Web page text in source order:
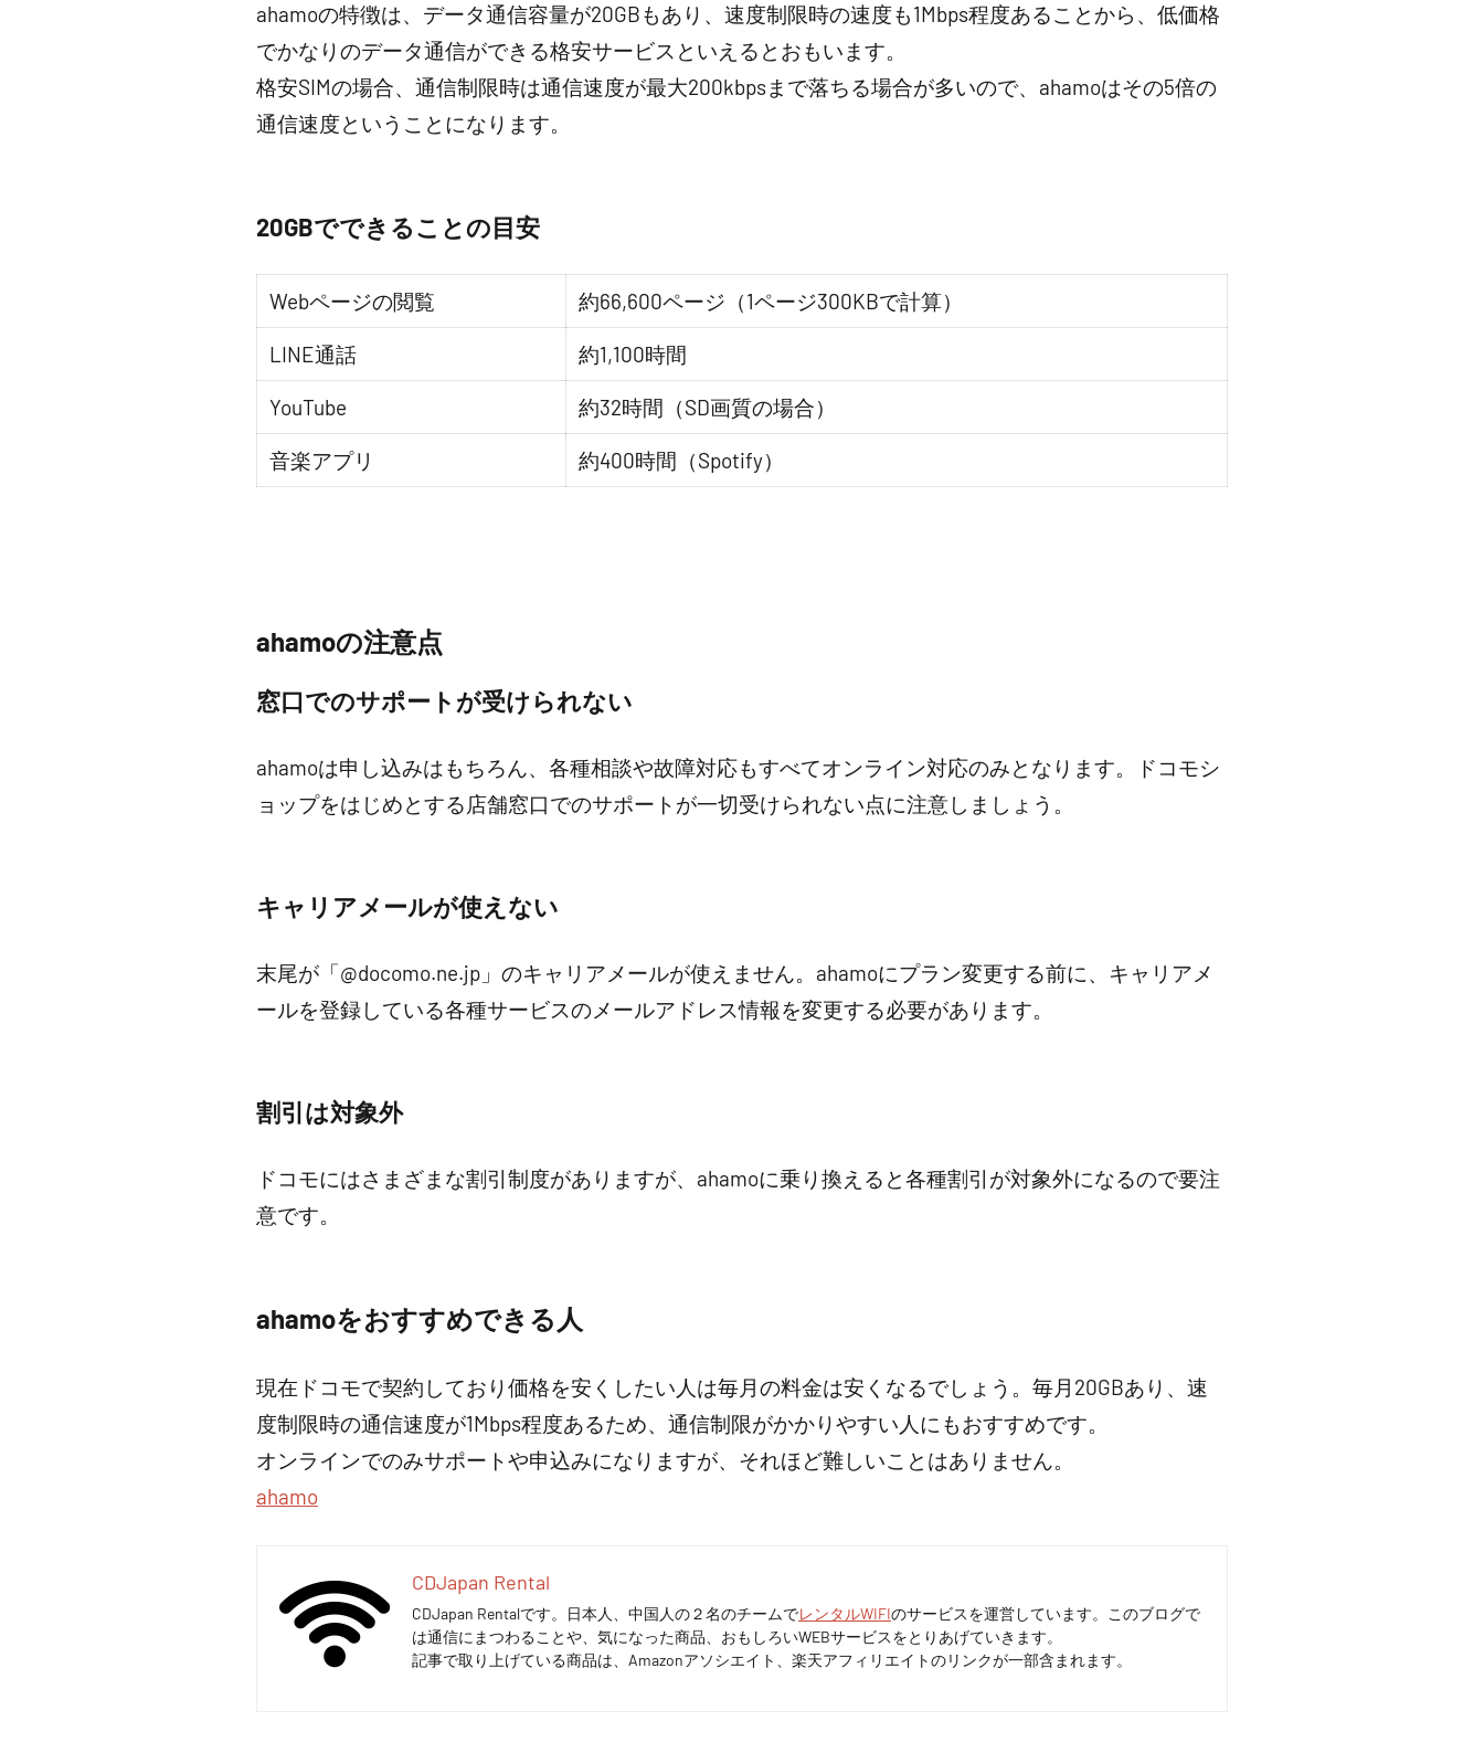
ahamoの特徴は、データ通信容量が20GBもあり、速度制限時の速度も1Mbps程度あることから、低価格
でかなりのデータ通信ができる格安サービスといえるとおもいます。
格安SIMの場合、通信制限時は通信速度が最大200kbpsまで落ちる場合が多いので、ahamoはその5倍の
通信速度ということになります。
20GBでできることの目安
Webページの閲覧 約66,600ページ（1ページ300KBで計算）
LINE通話 約1,100時間
YouTube 約32時間（SD画質の場合）
音楽アプリ 約400時間（Spotify）
ahamoの注意点
窓口でのサポートが受けられない
ahamoは申し込みはもちろん、各種相談や故障対応もすべてオンライン対応のみとなります。ドコモシ
ョップをはじめとする店舗窓口でのサポートが一切受けられない点に注意しましょう。
キャリアメールが使えない
末尾が「@docomo.ne.jp」のキャリアメールが使えません。ahamoにプラン変更する前に、キャリアメ
ールを登録している各種サービスのメールアドレス情報を変更する必要があります。
割引は対象外
ドコモにはさまざまな割引制度がありますが、ahamoに乗り換えると各種割引が対象外になるので要注
意です。
ahamoをおすすめできる人
現在ドコモで契約しており価格を安くしたい人は毎月の料金は安くなるでしょう。毎月20GBあり、速
度制限時の通信速度が1Mbps程度あるため、通信制限がかかりやすい人にもおすすめです。
オンラインでのみサポートや申込みになりますが、それほど難しいことはありません。
ahamo
CDJapan Rental
CDJapan Rentalです。日本人、中国人の２名のチームでレンタルWIFIのサービスを運営しています。このブログで
は通信にまつわることや、気になった商品、おもしろいWEBサービスをとりあげていきます。
記事で取り上げている商品は、Amazonアソシエイト、楽天アフィリエイトのリンクが一部含まれます。